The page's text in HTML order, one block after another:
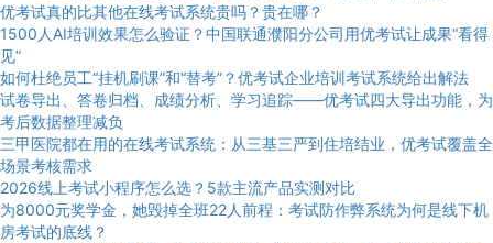
优考试真的比其他在线考试系统贵吗？贵在哪？
1500人AI培训效果怎么验证？中国联通濮阳分公司用优考试让成果“看得
见”
如何杜绝员工“挂机刷课”和“替考”？优考试企业培训考试系统给出解法
试卷导出、答卷归档、成绩分析、学习追踪——优考试四大导出功能，为
考后数据整理减负
三甲医院都在用的在线考试系统：从三基三严到住培结业，优考试覆盖全
场景考核需求
2026线上考试小程序怎么选？5款主流产品实测对比
为8000元奖学金，她毁掉全班22人前程：考试防作弊系统为何是线下机
房考试的底线？